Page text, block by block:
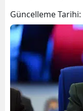
Güncelleme Tarihi: